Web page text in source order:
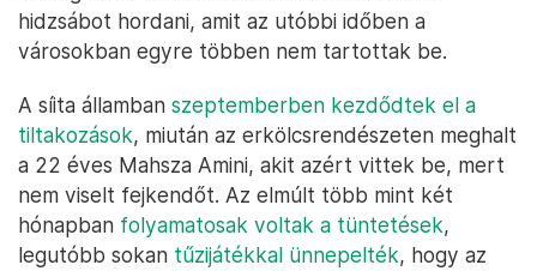
hidzsábot hordani, amit az utóbbi időben a
városokban egyre többen nem tartottak be.
A síita államban szeptemberben kezdődtek el a
tiltakozások, miután az erkölcsrendészeten meghalt
a 22 éves Mahsza Amini, akit azért vittek be, mert
nem viselt fejkendőt. Az elmúlt több mint két
hónapban folyamatosak voltak a tüntetések,
legutóbb sokan tűzijátékkal ünnepelték, hogy az